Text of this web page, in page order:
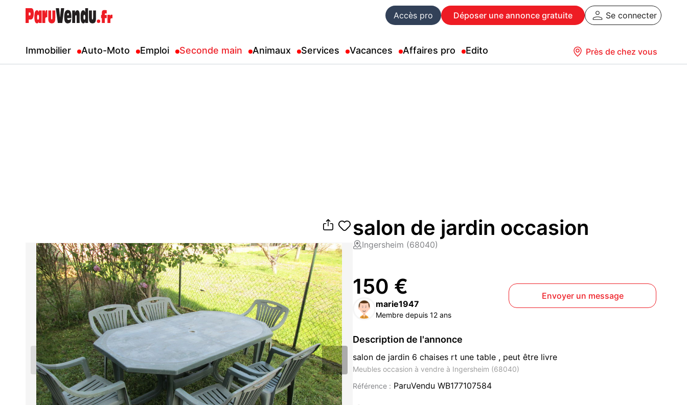
Accès pro Déposer une annonce gratuite Se connecter
Immobilier Auto-Moto Emploi Seconde main Animaux Services Vacances Affaires pro Edito Près de chez vous
salon de jardin occasion
Ingersheim (68040)
150 €
marie1947
Membre depuis 12 ans
Envoyer un message
Description de l'annonce
salon de jardin 6 chaises rt une table , peut être livre
Meubles occasion à vendre à Ingersheim (68040)
Référence : ParuVendu WB177107584